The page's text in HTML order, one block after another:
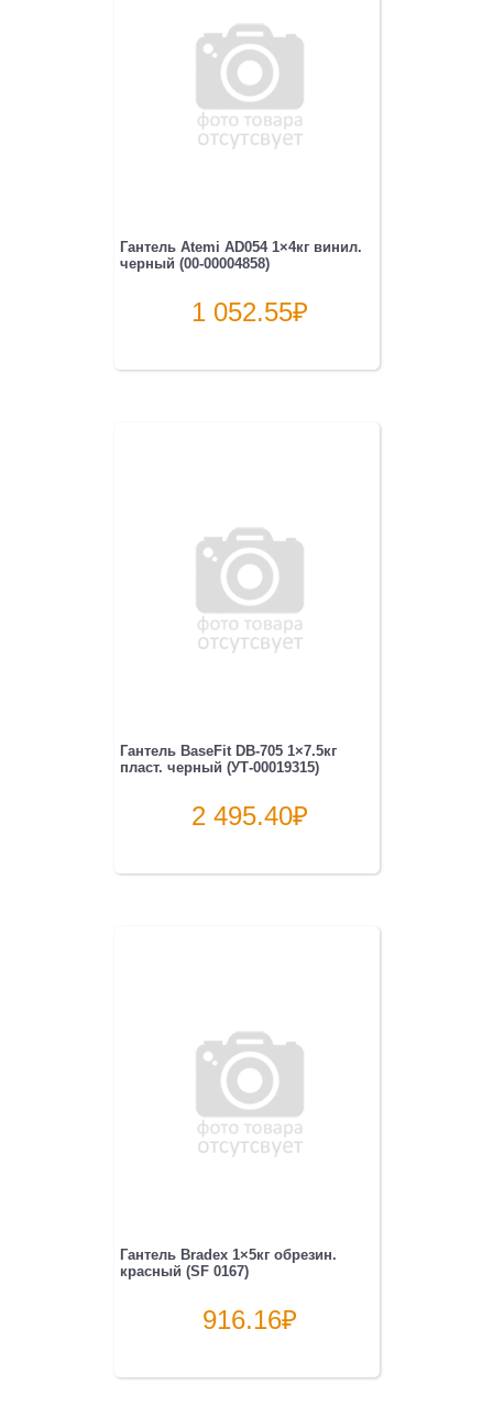
Гантель Atemi AD054 1×4кг винил.
черный (00-00004858)
1 052.55₽
Гантель BaseFit DB-705 1×7.5кг
пласт. черный (УТ-00019315)
2 495.40₽
Гантель Bradex 1×5кг обрезин.
красный (SF 0167)
916.16₽